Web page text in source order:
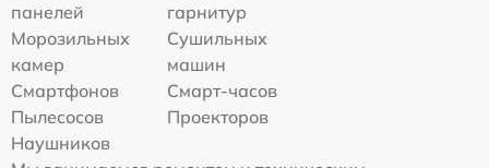
панелей
гарнитур
Морозильных
камер
Сушильных
машин
Смартфонов
Смарт-часов
Пылесосов
Проекторов
Наушников